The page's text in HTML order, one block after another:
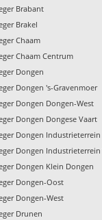
Brabant
Brakel
Chaam
Chaam Centrum
Dongen
Dongen 's-Gravenmoer
Dongen Dongen-West
Dongen Dongese Vaart
Dongen
Dongen
Dongen Klein Dongen
Dongen-Oost
Dongen-West
Drunen